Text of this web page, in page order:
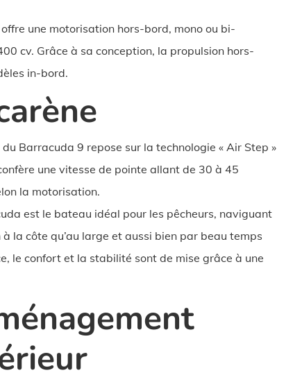
une motorisation hors-bord, mono ou bi-
cv. Grâce à sa conception, la propulsion hors-
in-bord.
du Barracuda 9 repose sur la technologie « Air Step »
une vitesse de pointe allant de 30 à 45
la motorisation.
est le bateau idéal pour les pêcheurs, naviguant
à la côte qu’au large et aussi bien par beau temps
le confort et la stabilité sont de mise grâce à une